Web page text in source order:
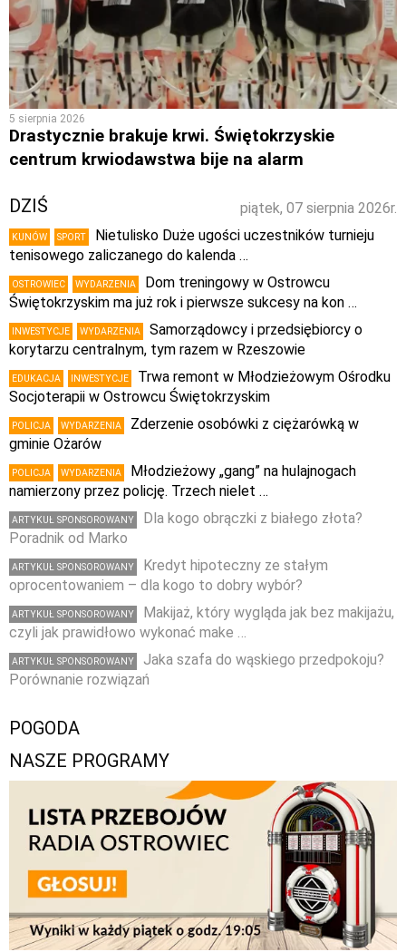
5 sierpnia 2026
Drastycznie brakuje krwi. Świętokrzyskie
centrum krwiodawstwa bije na alarm
piątek, 07 sierpnia 2026r.
DZIŚ
KUNÓW SPORT
Nietulisko Duże ugości uczestników turnieju
tenisowego zaliczanego do kalenda …
OSTROWIEC WYDARZENIA
Dom treningowy w Ostrowcu
Świętokrzyskim ma już rok i pierwsze sukcesy na kon …
INWESTYCJE WYDARZENIA
Samorządowcy i przedsiębiorcy o
korytarzu centralnym, tym razem w Rzeszowie
EDUKACJA INWESTYCJE
Trwa remont w Młodzieżowym Ośrodku
Socjoterapii w Ostrowcu Świętokrzyskim
POLICJA WYDARZENIA
Zderzenie osobówki z ciężarówką w
gminie Ożarów
POLICJA WYDARZENIA
Młodzieżowy „gang” na hulajnogach
namierzony przez policję. Trzech nielet …
ARTYKUŁ SPONSOROWANY
Dla kogo obrączki z białego złota?
Poradnik od Marko
ARTYKUŁ SPONSOROWANY
Kredyt hipoteczny ze stałym
oprocentowaniem – dla kogo to dobry wybór?
ARTYKUŁ SPONSOROWANY
Makijaż, który wygląda jak bez makijażu,
czyli jak prawidłowo wykonać make …
ARTYKUŁ SPONSOROWANY
Jaka szafa do wąskiego przedpokoju?
Porównanie rozwiązań
POGODA
NASZE PROGRAMY